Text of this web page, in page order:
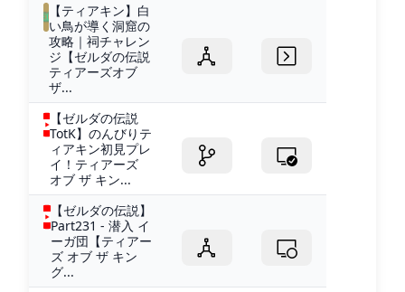
【ティアキン】白
い鳥が導く洞窟の
攻略｜祠チャレン
ジ【ゼルダの伝説
ティアーズオブ
ザ...
【ゼルダの伝説
TotK】のんびりテ
ィアキン初見プレ
イ！ティアーズ
オブ ザ キン...
【ゼルダの伝説】
Part231 - 潜入 イ
ーガ団【ティアー
ズ オブ ザ キン
グ...